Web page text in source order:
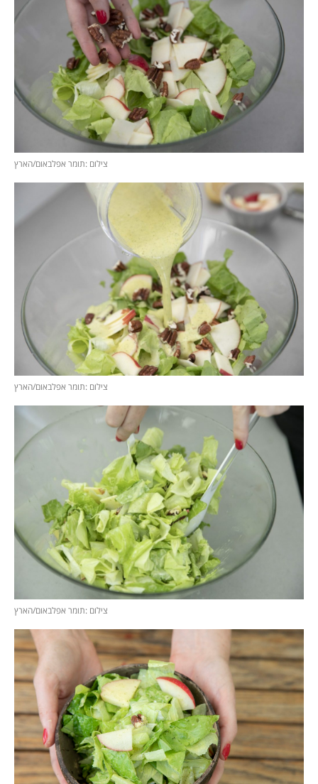
צילום :תומר אפלבאום/הארץ
צילום :תומר אפלבאום/הארץ
צילום :תומר אפלבאום/הארץ